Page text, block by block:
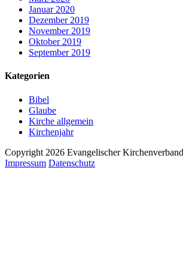
Januar 2020
Dezember 2019
November 2019
Oktober 2019
September 2019
Kategorien
Bibel
Glaube
Kirche allgemein
Kirchenjahr
Copyright 2026 Evangelischer
Impressum Datenschutz